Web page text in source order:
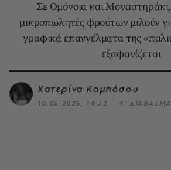
Σε Ομόνοια και Μοναστηράκι,
μικροπωλητές φρούτων μιλούν
γραφικά επαγγέλματα της
εξαφανίζεται
Κατερίνα Καμπόσου
10.05.2025, 14:32 4’ ΔΙΑΒΑΣΜΑ